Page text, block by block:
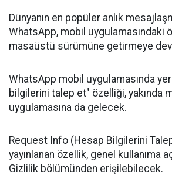
Dünyanın en popüler anlık
WhatsApp, mobil uygulamasındaki
masaüstü sürümüne getirmeye
WhatsApp mobil uygulamasında
bilgilerini talep et" özelliği, yakında
uygulamasına da gelecek.
Request Info (Hesap Bilgilerini
yayınlanan özellik, genel kullanıma
Gizlilik bölümünden erişilebilecek.